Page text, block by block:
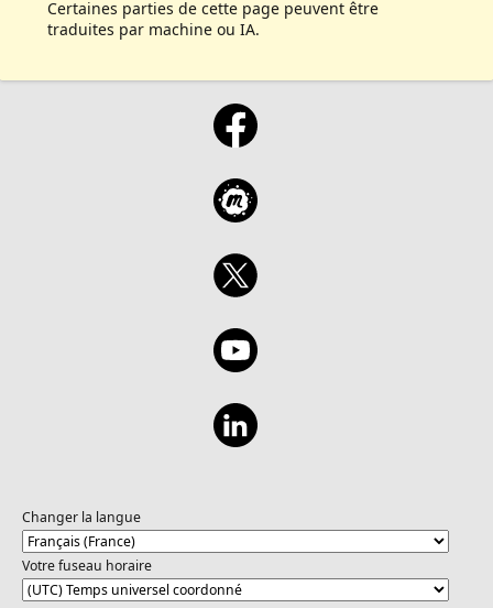
Certaines parties de cette page peuvent être
traduites par machine ou IA.
Changer la langue
Votre fuseau horaire